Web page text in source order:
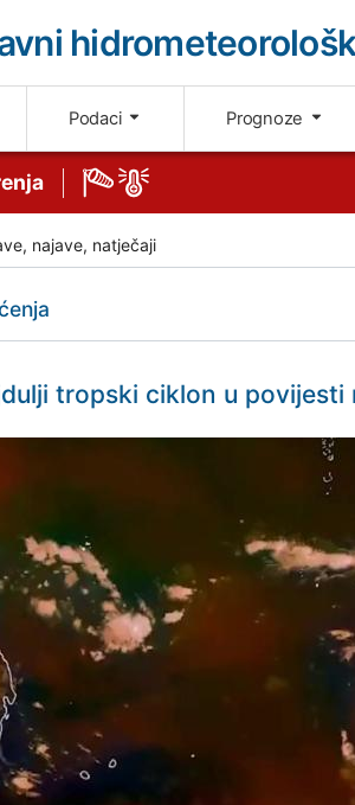
Podaci Prognoze
najave, natječaji
tropski ciklon u povijesti